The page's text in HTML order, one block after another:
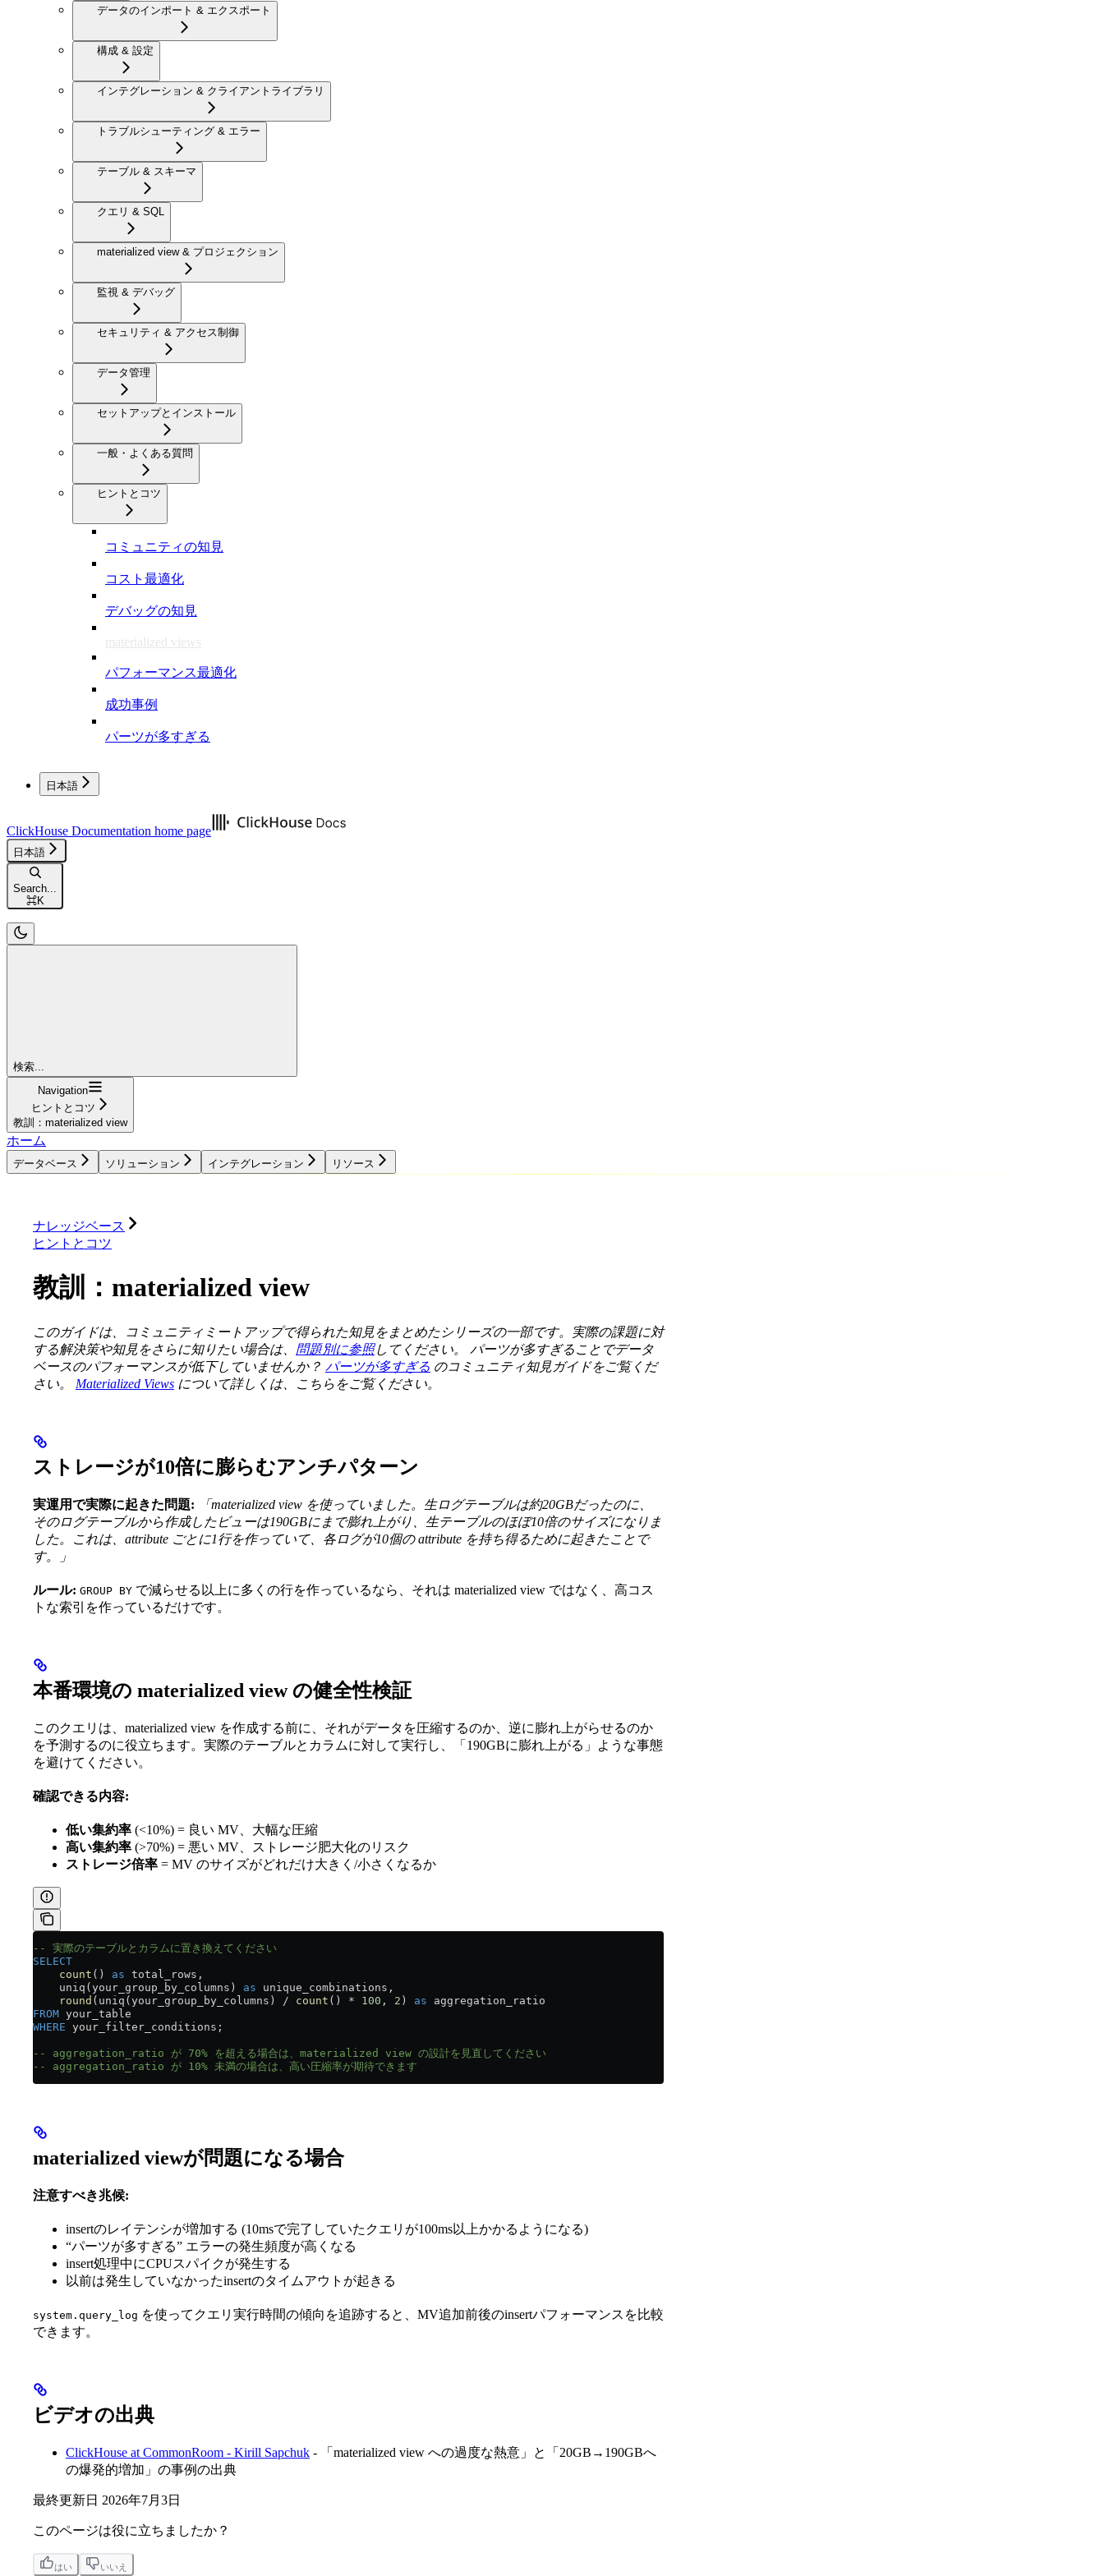
データのインポート & エクスポート
構成 & 設定
インテグレーション & クライアントライブラリ
トラブルシューティング & エラー
テーブル & スキーマ
クエリ & SQL
materialized view & プロジェクション
監視 & デバッグ
セキュリティ & アクセス制御
データ管理
セットアップとインストール
一般・よくある質問
ヒントとコツ
コミュニティの知見
コスト最適化
デバッグの知見
materialized views
パフォーマンス最適化
成功事例
パーツが多すぎる
日本語
ClickHouse Documentation home page
日本語
Search...
⌘K
検索...
Navigation
ヒントとコツ
教訓：materialized view
ホーム
データベース ソリューション インテグレーション リソース
ナレッジベース
ヒントとコツ
教訓：materialized view
このガイドは、コミュニティミートアップで得られた知見をまとめたシリーズの一部です。実際の課題に対
する解決策や知見をさらに知りたい場合は、 問題別に参照してください。
パーツが多すぎることでデータ
ベースのパフォーマンスが低下していませんか？ パーツが多すぎる のコミュニティ知見ガイドをご覧くだ
さい。
Materialized Views について詳しくは、こちらをご覧ください。
ストレージが10倍に膨らむアンチパターン
実運用で実際に起きた問題:
「materialized view を使っていました。生ログテーブルは約20GBだったのに、
そのログテーブルから作成したビューは190GBにまで膨れ上がり、生テーブルのほぼ10倍のサイズになりま
した。これは、attribute ごとに1行を作っていて、各ログが10個の attribute を持ち得るために起きたことで
す。」
ルール: GROUP BY で減らせる以上に多くの行を作っているなら、それは materialized view ではなく、高コス
トな索引を作っているだけです。
本番環境の materialized view の健全性検証
このクエリは、materialized view を作成する前に、それがデータを圧縮するのか、逆に膨れ上がらせるのか
を予測するのに役立ちます。実際のテーブルとカラムに対して実行し、「190GBに膨れ上がる」ような事態
を避けてください。
確認できる内容:
低い集約率 (<10%) = 良い MV、大幅な圧縮
高い集約率 (>70%) = 悪い MV、ストレージ肥大化のリスク
ストレージ倍率 = MV のサイズがどれだけ大きく/小さくなるか
-- 実際のテーブルとカラムに置き換えてください
SELECT
    count
() as total_rows,
    uniq(your_group_by_columns)
as unique_combinations,
    round
(uniq(your_group_by_columns) / count () * 100 , 2 ) as aggregation_ratio
FROM your_table
WHERE your_filter_conditions;
-- aggregation_ratio が 70% を超える場合は、materialized view の設計を見直してください
-- aggregation_ratio が 10% 未満の場合は、高い圧縮率が期待できます
materialized viewが問題になる場合
注意すべき兆候:
insertのレイテンシが増加する (10msで完了していたクエリが100ms以上かかるようになる)
“パーツが多すぎる” エラーの発生頻度が高くなる
insert処理中にCPUスパイクが発生する
以前は発生していなかったinsertのタイムアウトが起きる
system.query_log を使ってクエリ実行時間の傾向を追跡すると、MV追加前後のinsertパフォーマンスを比較
できます。
ビデオの出典
ClickHouse at CommonRoom - Kirill Sapchuk - 「materialized view への過度な熱意」と「20GB→190GBへ
の爆発的増加」の事例の出典
最終更新日 2026年7月3日
このページは役に立ちましたか？
はい いいえ